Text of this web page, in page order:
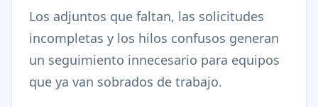
Los adjuntos que faltan, las solicitudes
incompletas y los hilos confusos generan
un seguimiento innecesario para equipos
que ya van sobrados de trabajo.